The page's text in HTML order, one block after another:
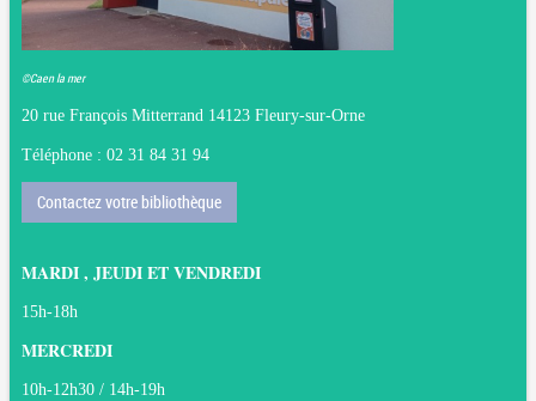
©Caen la mer
20 rue François Mitterrand 14123 Fleury-sur-Orne
Téléphone : 02 31 84 31 94
Contactez votre bibliothèque
MARDI , JEUDI ET VENDREDI
15h-18h
MERCREDI
10h-12h30 / 14h-19h